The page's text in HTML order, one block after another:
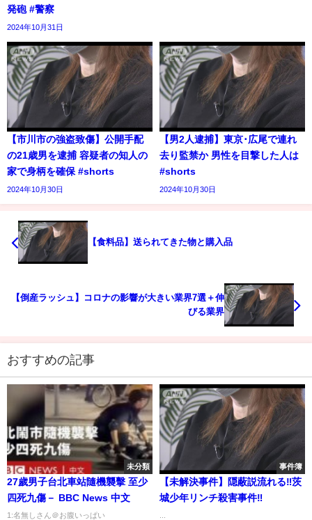
発砲 #警察
2024年10月31日
【市川市の強盗致傷】公開手配
の21歳男を逮捕 容疑者の知人の
家で身柄を確保 #shorts
2024年10月30日
【男2人逮捕】東京･広尾で連れ
去り監禁か 男性を目撃した人は
#shorts
2024年10月30日
【食料品】送られてきた物と購入品
【倒産ラッシュ】コロナの影響が大きい業界7選＋伸
びる業界
おすすめの記事
未分類
27歲男子台北車站隨機襲擊 至少
四死九傷－ BBC News 中文
1:名無しさん＠お腹いっぱい
事件簿
【未解決事件】隠蔽説流れる‼茨
城少年リンチ殺害事件‼